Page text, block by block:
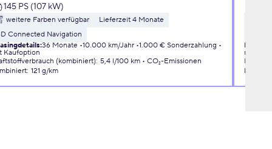
145 PS (107 kW)
weitere Farben verfügbar
Lieferzeit 4 Monate
Connected Navigation
:36 Monate 10.000 km/Jahr 1.000 € Sonderzahlung
Kaufoption
(kombiniert): 5,4 l/100 km
CO₂-Emissionen
: 121 g/km
mit